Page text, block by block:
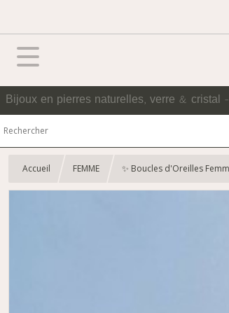
Bijoux en pierres naturelles, verre & cristal
Accueil FEMME ✨ Boucles d'Oreilles